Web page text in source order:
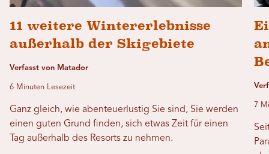
11 weitere Wintererlebnisse
außerhalb der Skigebiete
Verfasst von Matador
6 Minuten Lesezeit
Ganz gleich, wie abenteuerlustig Sie sind, Sie werden
einen guten Grund finden, sich etwas Zeit für einen
Tag außerhalb des Resorts zu nehmen.
7